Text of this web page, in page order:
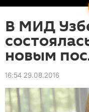
В МИД
новым
16:54 29.08.2016